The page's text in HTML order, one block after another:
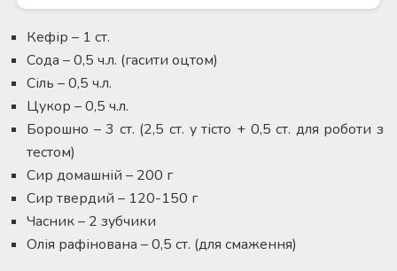
Кефір – 1 ст.
Сода – 0,5 ч.л. (гасити оцтом)
Сіль – 0,5 ч.л.
Цукор – 0,5 ч.л.
Борошно – 3 ст. (2,5 ст. у тісто + 0,5 ст. для роботи з
тестом)
Сир домашній – 200 г
Сир твердий – 120-150 г
Часник – 2 зубчики
Олія рафінована – 0,5 ст. (для смаження)